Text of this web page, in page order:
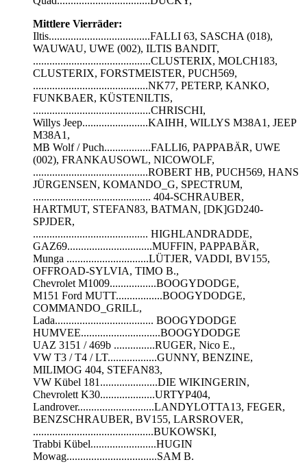
Mittlere Vierräder:
Iltis.....................................FALLI 63, SASCHA (018),
WAUWAU, UWE (002), ILTIS BANDIT,
...........................................CLUSTERIX, MOLCH183,
CLUSTERIX, FORSTMEISTER, PUCH569,
..........................................NK77, PETERP, KANKO,
FUNKBAER, KÜSTENILTIS,
...........................................CHRISCHI,
Willys Jeep........................KAIHH, WILLYS M38A1, JEEP
M38A1,
MB Wolf / Puch.................FALLI6, PAPPABÄR, UWE
(002), FRANKAUSOWL, NICOWOLF,
..........................................ROBERT HB, PUCH569, HANS
JÜRGENSEN, KOMANDO_G, SPECTRUM,
........................................... 404-SCHRAUBER,
HARTMUT, STEFAN83, BATMAN, [DK]GD240-
SPJDER,
.......................................... HIGHLANDRADDE,
GAZ69...............................MUFFIN, PAPPABÄR,
Munga ..............................LÜTJER, VADDI, BV155,
OFFROAD-SYLVIA, TIMO B.,
Chevrolet M1009.................BOOGYDODGE,
M151 Ford MUTT.................BOOGYDODGE,
COMMANDO_GRILL,
Lada.................................... BOOGYDODGE
HUMVEE.............................BOOGYDODGE
UAZ 3151 / 469b ...............RUGER, Nico E.,
VW T3 / T4 / LT..................GUNNY, BENZINE,
MILIMOG 404, STEFAN83,
VW Kübel 181.....................DIE WIKINGERIN,
Chevrolett K30....................URTYP404,
Landrover............................LANDYLOTTA13, FEGER,
BENZSCHRAUBER, BV155, LARSROVER,
............................................BUKOWSKI,
Trabbi Kübel........................HUGIN
Mowag.................................SAM B.